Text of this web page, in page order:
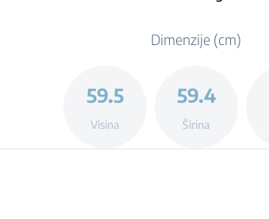
Dimenzije (cm)
59.5
Visina
59.4
Širina